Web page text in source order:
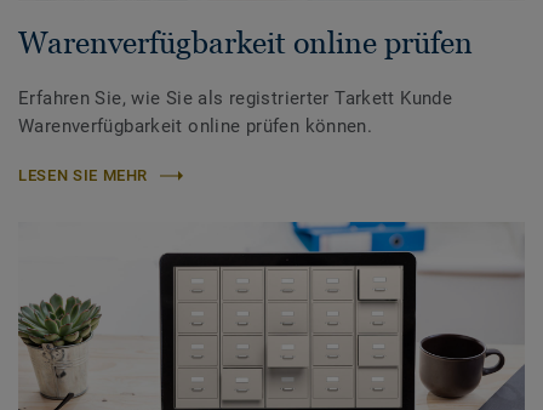
Warenverfügbarkeit online prüfen
Erfahren Sie, wie Sie als registrierter Tarkett Kunde
Warenverfügbarkeit online prüfen können.
LESEN SIE MEHR